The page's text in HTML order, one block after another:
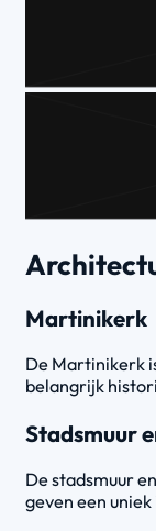
Martinikerk
De Martinikerk
belangrijk
Stadsmuur
De stadsmuur
geven een